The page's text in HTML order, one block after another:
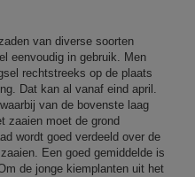
van diverse soorten
eenvoudig in gebruik. Men
rechtstreeks op de plaats
Dat kan al vanaf eind april.
van de bovenste laag
zaaien moet de grond
wordt goed verdeeld over de
Een goed gemiddelde is
de jonge kiemplanten uit het